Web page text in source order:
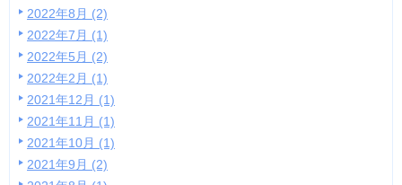
2022年8月 (2)
2022年7月 (1)
2022年5月 (2)
2022年2月 (1)
2021年12月 (1)
2021年11月 (1)
2021年10月 (1)
2021年9月 (2)